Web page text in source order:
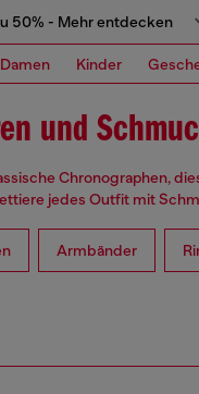
50% - Mehr entdecken
Damen Kinder
und
Chronographen,
jedes Outfit mit
Armbänder